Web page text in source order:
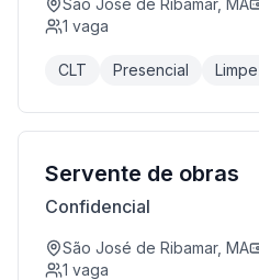
São José de Ribamar, MA
1 vaga
CLT Presencial
Servente de obras
Confidencial
São José de Ribamar, MA
1 vaga